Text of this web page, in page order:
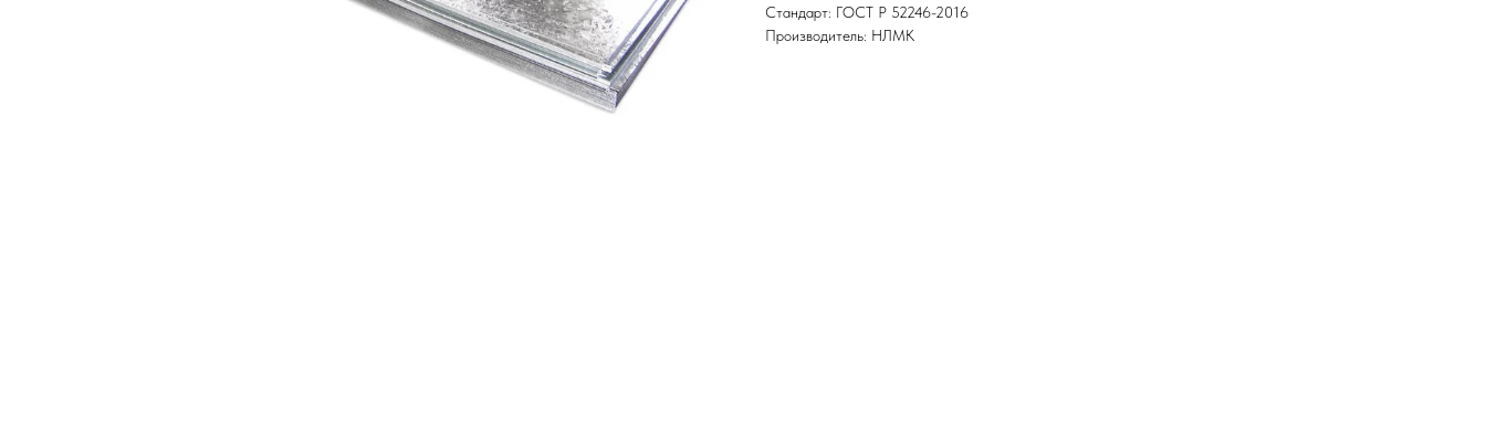
Стандарт: ГОСТ Р 52246-2016
Производитель: НЛМК